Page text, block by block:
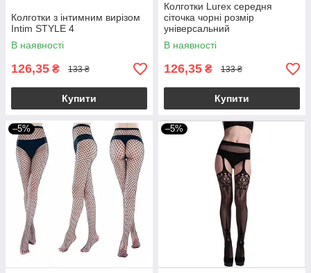
Колготки з інтимним вирізом
Intim STYLE 4
В наявності
126,35 ₴ 133 ₴
Купити
Колготки Lurex середня
сіточка чорні розмір
універсальний
В наявності
126,35 ₴ 133 ₴
Купити
–5% –5%